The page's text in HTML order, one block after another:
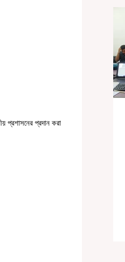
প্রশাসনের প্রদান করা